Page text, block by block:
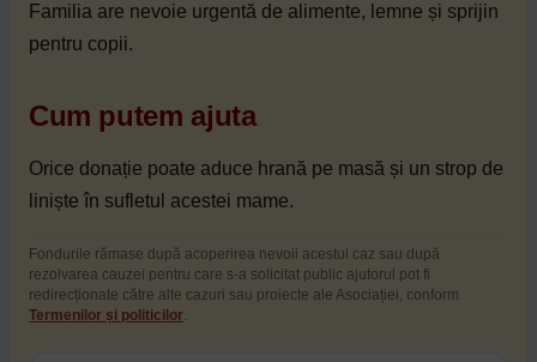
Familia are nevoie urgentă de alimente, lemne și sprijin
pentru copii.
Cum putem ajuta
Orice donație poate aduce hrană pe masă și un strop de
liniște în sufletul acestei mame.
Fondurile rămase după acoperirea nevoii acestui caz sau după
rezolvarea cauzei pentru care s-a solicitat public ajutorul pot fi
redirecționate către alte cazuri sau proiecte ale Asociației, conform
Termenilor și politicilor.